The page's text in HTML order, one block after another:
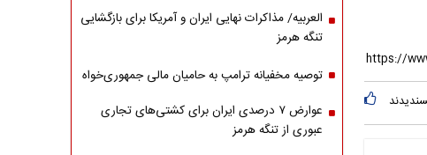
العربیه/ مذاکرات نهایی ایران و آمریکا برای بازگشایی
تنگه هرمز
توصیه مخفیانه ترامپ به حامیان مالی جمهوری‌خواه
عوارض ۷ درصدی ایران برای کشتی‌های تجاری
عبوری از تنگه هرمز